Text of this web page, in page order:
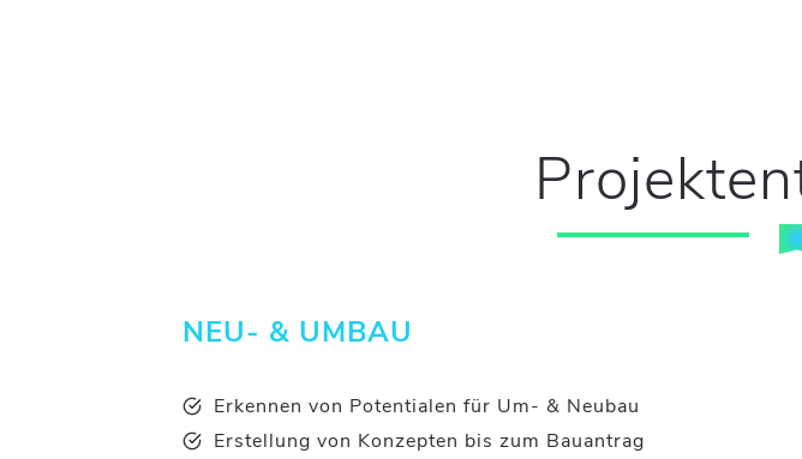
NEU- & UMBAU
Erkennen von Potentialen für Um- & Neubau
Erstellung von Konzepten bis zum Bauantrag